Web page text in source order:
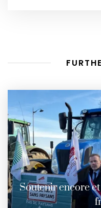
Soutenir encore